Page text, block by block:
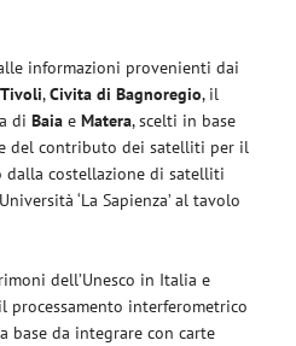
informazioni provenienti dai
Tivoli,Civita di Bagnoregio, il
di Baia e Matera, scelti in base
del contributo dei satelliti per il
dalla costellazione di satelliti
‘La Sapienza’ al tavolo
dell’Unesco in Italia e
processamento interferometrico
base da integrare con carte